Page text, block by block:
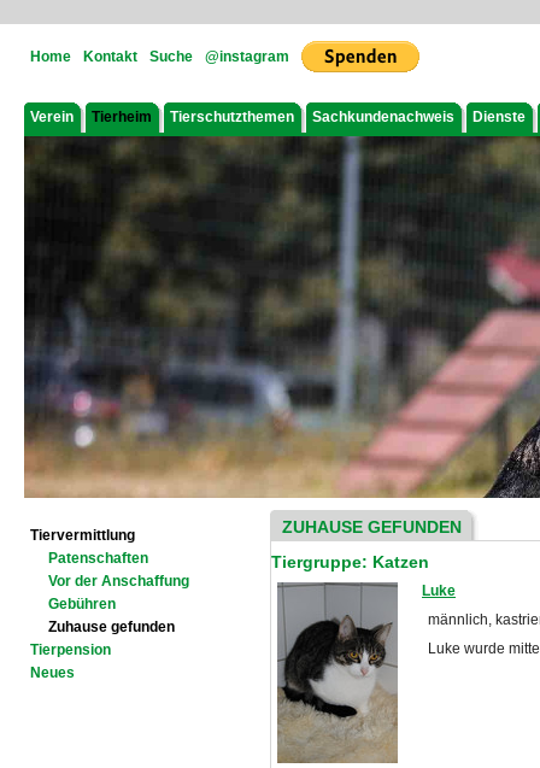
Home Kontakt Suche @instagram
Verein Tierheim Tierschutzthemen Sachkundenachweis Dienste
Tiervermittlung
Patenschaften
Vor der Anschaffung
Gebühren
Zuhause gefunden
Tierpension
Neues
ZUHAUSE GEFUNDEN
Tiergruppe: Katzen
Luke
männlich,
Luke wurde